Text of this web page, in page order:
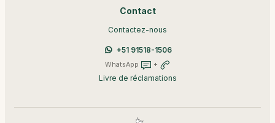
Contact
Contactez-nous
+51 91518-1506
WhatsApp +
Livre de réclamations